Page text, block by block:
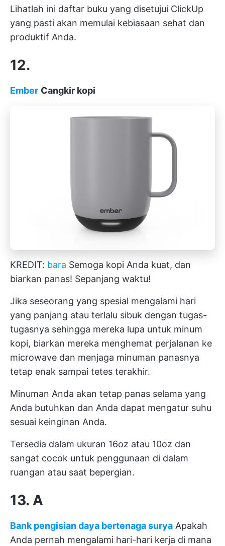
Lihatlah ini daftar buku yang disetujui ClickUp
yang pasti akan memulai kebiasaan sehat dan
produktif Anda.
12.
Ember Cangkir kopi
KREDIT: bara Semoga kopi Anda kuat, dan
biarkan panas! Sepanjang waktu!
Jika seseorang yang spesial mengalami hari
yang panjang atau terlalu sibuk dengan tugas-
tugasnya sehingga mereka lupa untuk minum
kopi, biarkan mereka menghemat perjalanan ke
microwave dan menjaga minuman panasnya
tetap enak sampai tetes terakhir.
Minuman Anda akan tetap panas selama yang
Anda butuhkan dan Anda dapat mengatur suhu
sesuai keinginan Anda.
Tersedia dalam ukuran 16oz atau 10oz dan
sangat cocok untuk penggunaan di dalam
ruangan atau saat bepergian.
13. A
Bank pengisian daya bertenaga surya Apakah
Anda pernah mengalami hari-hari kerja di mana